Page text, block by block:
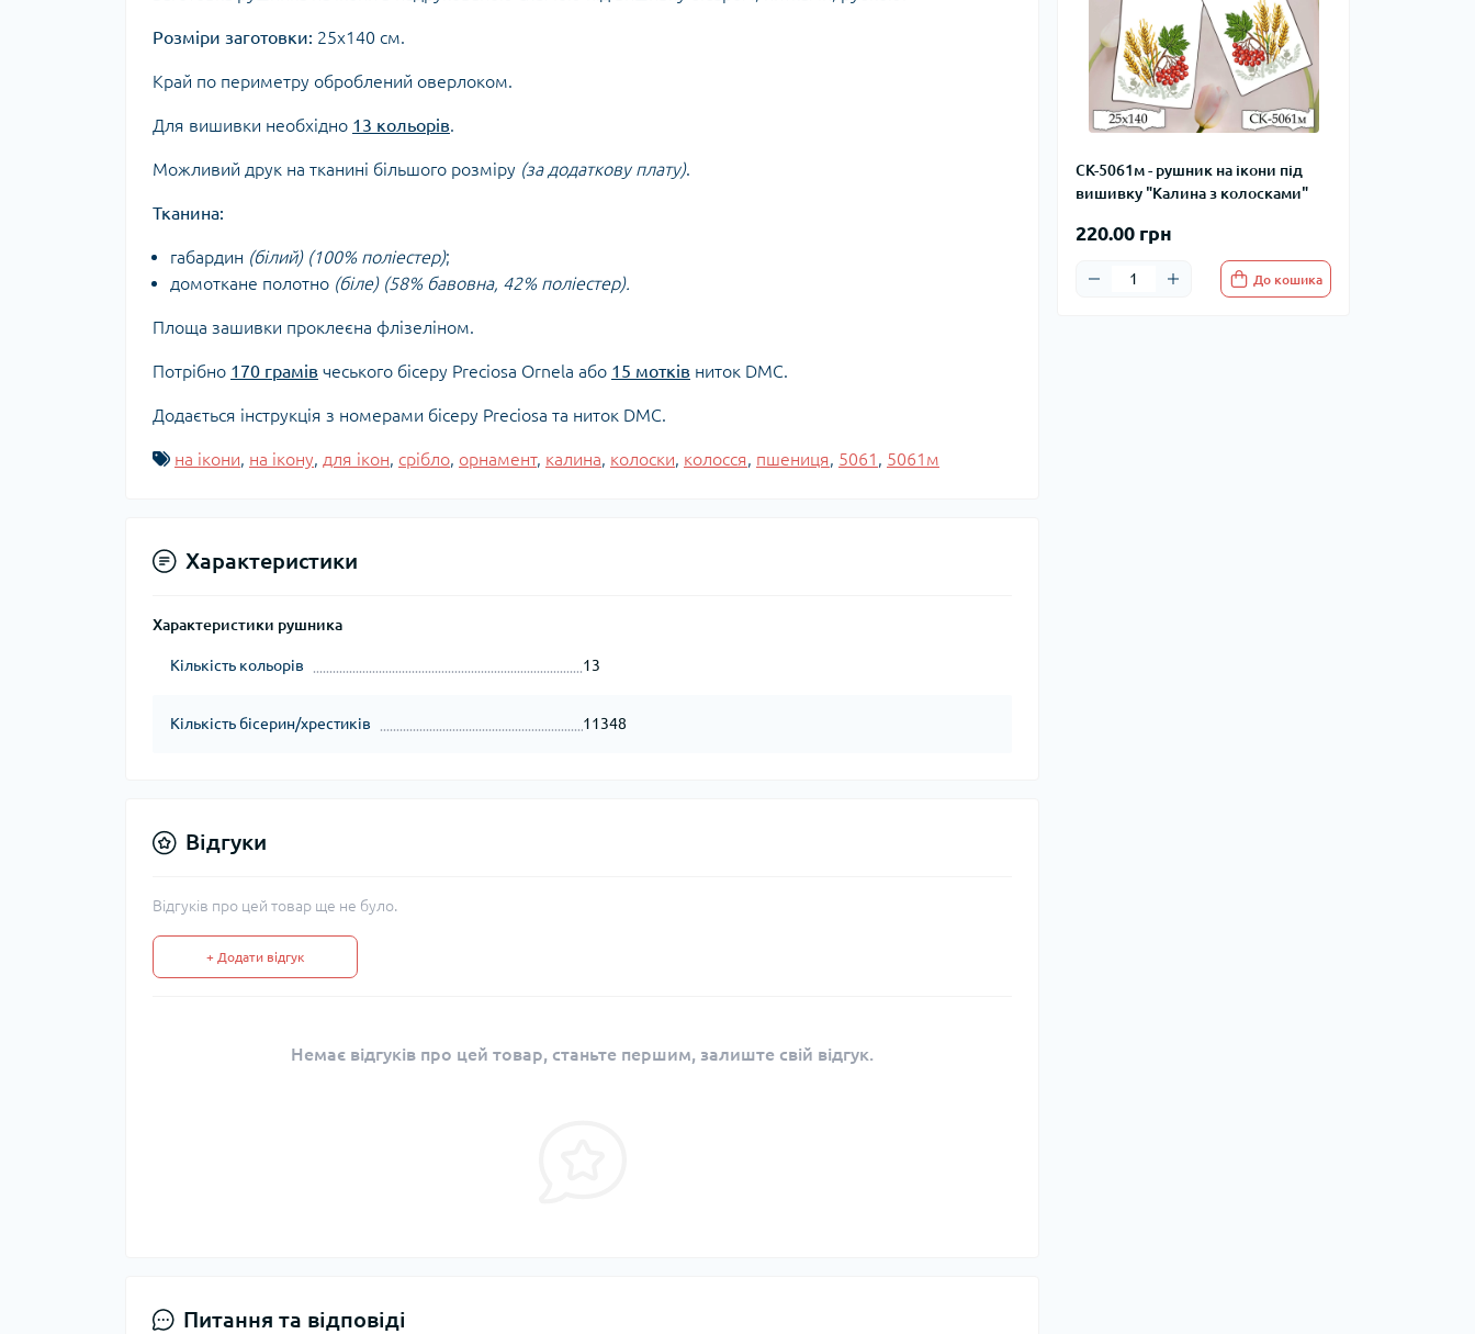
СК-5061м - рушник на ікони під
вишивку "Калина з колосками"
220.00 грн
До кошика
Розміри заготовки: 25х140 см.
Край по периметру оброблений оверлоком.
Для вишивки необхідно 13 кольорів.
Можливий друк на тканині більшого розміру (за додаткову плату).
Тканина:
габардин (білий) (100% поліестер);
домоткане полотно (біле) (58% бавовна, 42% поліестер).
Площа зашивки проклеєна флізеліном.
Потрібно 170 грамів чеського бісеру Preciosa Ornela або 15 мотків ниток DMC.
Додається інструкція з номерами бісеру Preciosa та ниток DMC.
на ікони, на ікону, для ікон, срібло, орнамент, калина, колоски, колосся, пшениця, 5061 , 5061м
Характеристики
Характеристики рушника
Кількість кольорів 13
Кількість бісерин/хрестиків 11348
Відгуки
Відгуків про цей товар ще не було.
+ Додати відгук
Немає відгуків про цей товар, станьте першим, залиште свій відгук.
Питання та відповіді